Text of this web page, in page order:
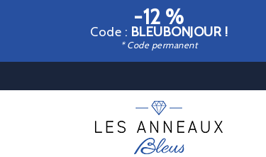
-12 %
Code : BLEUBONJOUR !
* Code permanent